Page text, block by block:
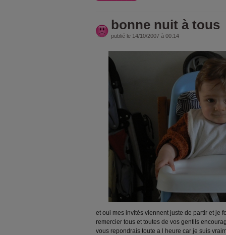
bonne nuit à tous
publié le 14/10/2007 à 00:14
et oui mes invités viennent juste de partir et je
remercier tous et toutes de vos gentils
vous repondrais toute a l heure car je suis